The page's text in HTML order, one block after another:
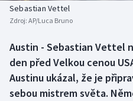
Biatlon
Box
Curling
Aplikace ČT sport
Sebastian Vettel
Zdroj: AP/Luca Bruno
Austin - Sebastian Vettel
den před Velkou cenou
Austinu ukázal, že je
sebou mistrem světa.